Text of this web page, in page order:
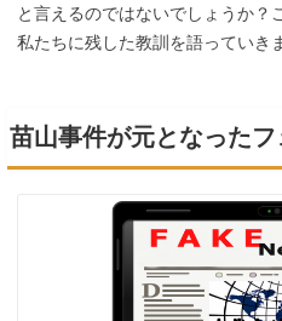
と言えるのではないでしょうか？
私たちに残した教訓を語っていき
苗山事件が元となった